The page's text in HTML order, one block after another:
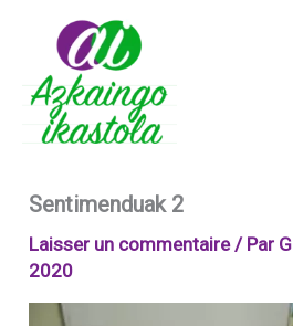
contenu
Sentimenduak 2
Laisser un commentaire / Par
2020